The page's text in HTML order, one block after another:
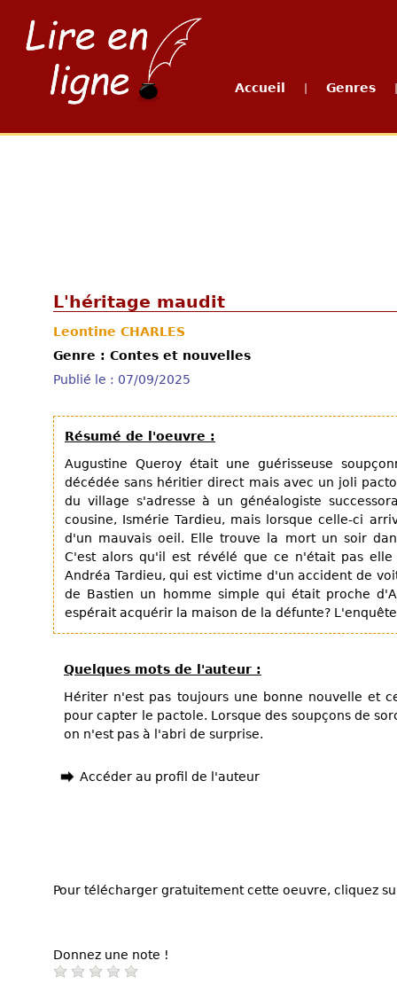
Accueil Genres
L'héritage maudit
Leontine CHARLES
Genre : Contes et nouvelles
Publié le : 07/09/2025
Résumé de l'oeuvre :
Augustine Queroy était une guérisseuse
décédée sans héritier direct mais avec un joli
du village s'adresse à un généalogiste
cousine, Ismérie Tardieu, mais lorsque celle-ci
d'un mauvais oeil. Elle trouve la mort un soir
C'est alors qu'il est révélé que ce n'était pas
Andréa Tardieu, qui est victime d'un accident de
de Bastien un homme simple qui était proche
espérait acquérir la maison de la défunte?
Quelques mots de l'auteur :
Hériter n'est pas toujours une bonne nouvelle et
pour capter le pactole. Lorsque des soupçons de
on n'est pas à l'abri de surprise.
Accéder au profil de l'auteur
Pour télécharger gratuitement cette oeuvre, cliquez
Donnez une note !